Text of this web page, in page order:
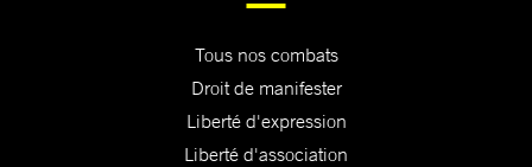
Tous nos combats
Droit de manifester
Liberté d'expression
Liberté d'association